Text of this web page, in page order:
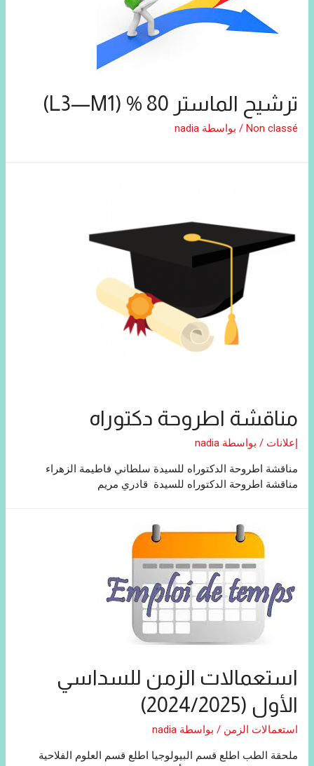
ترشيح الماستر 80 % (L3—M1)
Non classé / بواسطة nadia
مناقشة اطروحة دكتوراه
إعلانات / بواسطة nadia
مناقشة اطروحة الدكتوراه للسيدة سلطاني فاطيمة الزهراء
مناقشة اطروحة الدكتوراه للسيدة قادري مريم
استعمالات الزمن للسداسي
الأول (2024/2025)
استعمالات الزمن / بواسطة nadia
ملحقة الطب اطلع قسم البيولوجيا اطلع قسم العلوم الفلاحية